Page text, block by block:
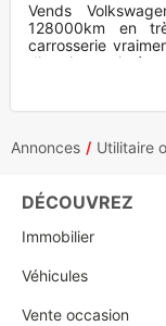
Vends
128000km en
carrosserie
direction assistée
Annonces Utilitaire
DÉCOUVREZ
Immobilier
Véhicules
Vente occasion